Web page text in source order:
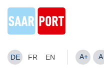
DE FR EN A+ A